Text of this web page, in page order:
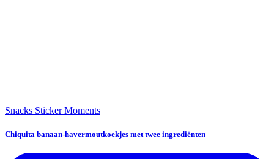
Snacks Sticker Moments
Chiquita banaan-havermoutkoekjes met twee ingrediënten